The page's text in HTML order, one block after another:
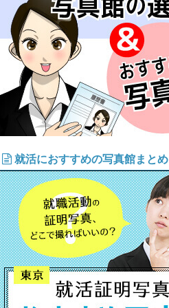
就活におすすめの写真館まとめ